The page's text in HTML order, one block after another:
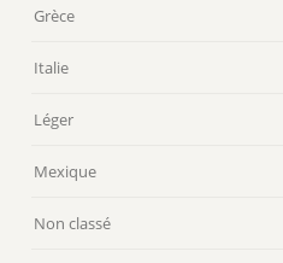
Grèce
Italie
Léger
Mexique
Non classé